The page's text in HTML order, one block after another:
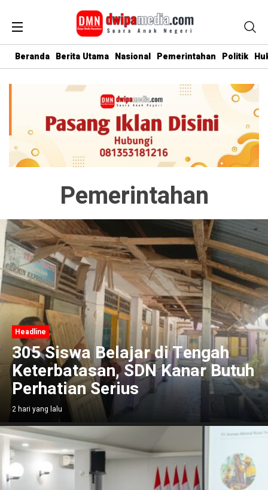
Beranda Berita Utama Nasional Pemerintahan Politik
Pemerintahan
Headline
305 Siswa Belajar di Tengah
Keterbatasan, SDN Kanar Butuh
Perhatian Serius
2 hari yang lalu